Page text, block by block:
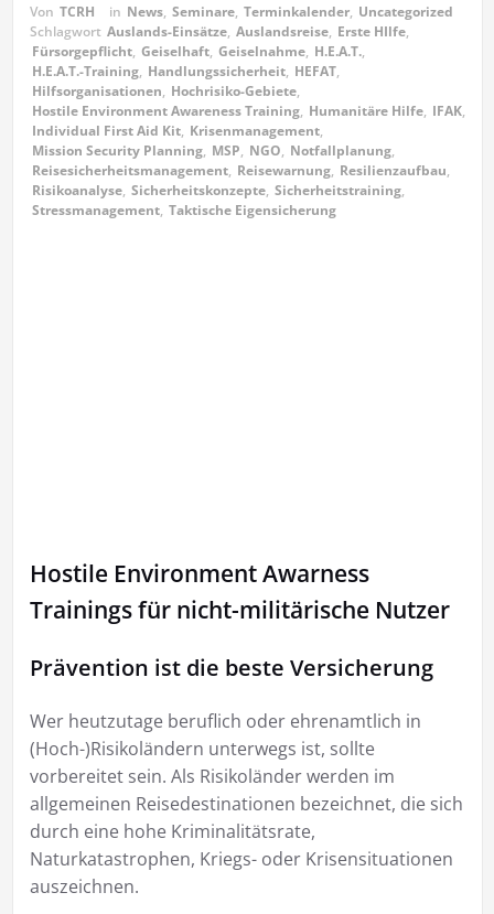
Von TCRH in News, Seminare, Terminkalender, Uncategorized
Schlagwort Auslands-Einsätze, Auslandsreise, Erste HIlfe,
Fürsorgepflicht, Geiselhaft, Geiselnahme, H.E.A.T.,
H.E.A.T.-Training, Handlungssicherheit, HEFAT,
Hilfsorganisationen, Hochrisiko-Gebiete,
Hostile Environment Awareness Training, Humanitäre Hilfe, IFAK,
Individual First Aid Kit, Krisenmanagement,
Mission Security Planning, MSP, NGO, Notfallplanung,
Reisesicherheitsmanagement, Reisewarnung, Resilienzaufbau,
Risikoanalyse, Sicherheitskonzepte, Sicherheitstraining,
Stressmanagement, Taktische Eigensicherung
Hostile Environment Awarness
Trainings für nicht-militärische Nutzer
Prävention ist die beste Versicherung
Wer heutzutage beruflich oder ehrenamtlich in
(Hoch-)Risikoländern unterwegs ist, sollte
vorbereitet sein. Als Risikoländer werden im
allgemeinen Reisedestinationen bezeichnet, die sich
durch eine hohe Kriminalitätsrate,
Naturkatastrophen, Kriegs- oder Krisensituationen
auszeichnen.